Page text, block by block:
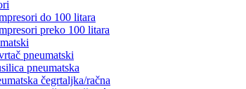
do 100 litara
preko 100 litara
pneumatski
pneumatska
čegrtaljka/račna